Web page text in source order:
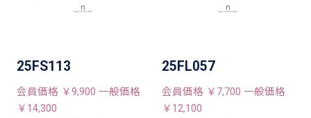
25FS113
会員価格 ￥9,900 一般価格
￥14,300
25FL057
会員価格 ￥7,700 一般価格
￥12,100